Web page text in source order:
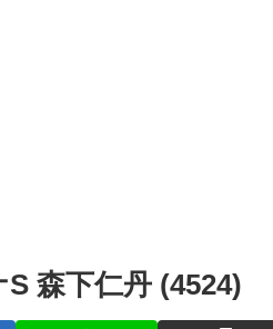
森下仁丹 (4524)